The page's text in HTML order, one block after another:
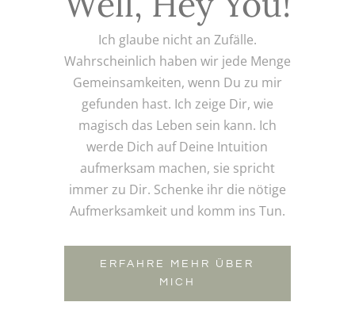
Ich glaube nicht an Zufälle.
Wahrscheinlich haben wir jede Menge
Gemeinsamkeiten, wenn Du zu mir
gefunden hast. Ich zeige Dir, wie
magisch das Leben sein kann. Ich
werde Dich auf Deine Intuition
aufmerksam machen, sie spricht
immer zu Dir. Schenke ihr die nötige
Aufmerksamkeit und komm ins Tun.
ERFAHRE MEHR ÜBER
MICH